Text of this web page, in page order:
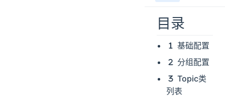
目录
基础配置
分组配置
Topic类
列表